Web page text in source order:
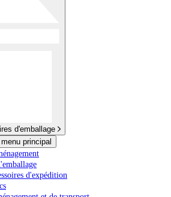
d'emballage
principal
d'expédition